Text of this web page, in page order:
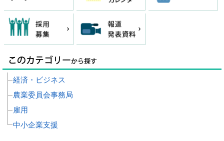
経済・ビジネス
農業委員会事務局
雇用
中小企業支援